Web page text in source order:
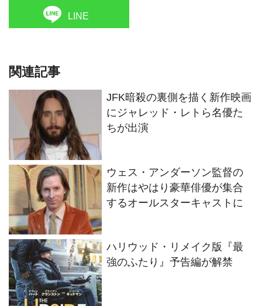
LINE
関連記事
JFK暗殺の裏側を描く新作映画
にジャレッド・レトら名優た
ちが出演
ウェス・アンダーソン監督の
新作はやはり豪華俳優が集合
するオールスターキャストに
ハリウッド・リメイク版『最
強のふたり』予告編が解禁